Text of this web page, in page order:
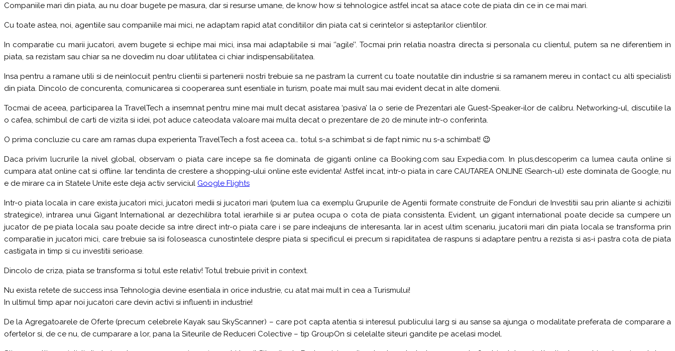
Companiile mari din piata, au nu doar bugete pe masura, dar si resurse umane, de know how si tehnologice astfel incat sa atace cote de piata din ce in ce mai mari.
Cu toate astea, noi, agentiile sau companiile mai mici, ne adaptam rapid atat conditiilor din piata cat si cerintelor si asteptarilor clientilor.
In comparatie cu marii jucatori, avem bugete si echipe mai mici, insa mai adaptabile si mai ‘’agile’’. Tocmai prin relatia noastra directa si personala cu clientul, putem sa ne diferentiem in
piata, sa rezistam sau chiar sa ne dovedim nu doar utilitatea ci chiar indispensabilitatea.
Insa pentru a ramane utili si de neinlocuit pentru clientii si partenerii nostri trebuie sa ne pastram la current cu toate noutatile din industrie si sa ramanem mereu in contact cu alti specialisti
din piata. Dincolo de concurenta, comunicarea si cooperarea sunt esentiale in turism, poate mai mult sau mai evident decat in alte domenii.
Tocmai de aceea, participarea la TravelTech a insemnat pentru mine mai mult decat asistarea ‘pasiva’ la o serie de Prezentari ale Guest-Speaker-ilor de calibru. Networking-ul, discutiile la
o cafea, schimbul de carti de vizita si idei, pot aduce cateodata valoare mai multa decat o prezentare de 20 de minute intr-o conferinta.
O prima concluzie cu care am ramas dupa experienta TravelTech a fost aceea ca… totul s-a schimbat si de fapt nimic nu s-a schimbat! 😉
Daca privim lucrurile la nivel global, observam o piata care incepe sa fie dominata de giganti online ca Booking.com sau Expedia.com. In plus,descoperim ca lumea cauta online si
cumpara atat online cat si offline. Iar tendinta de crestere a shopping-ului online este evidenta! Astfel incat, intr-o piata in care CAUTAREA ONLINE (Search-ul) este dominata de Google, nu
e de mirare ca in Statele Unite este deja activ serviciul Google Flights
Intr-o piata locala in care exista jucatori mici, jucatori medii si jucatori mari (putem lua ca exemplu Grupurile de Agentii formate construite de Fonduri de Investitii sau prin aliante si achizitii
strategice), intrarea unui Gigant International ar dezechilibra total ierarhiile si ar putea ocupa o cota de piata consistenta. Evident, un gigant international poate decide sa cumpere un
jucator de pe piata locala sau poate decide sa intre direct intr-o piata care i se pare indeajuns de interesanta. Iar in acest ultim scenariu, jucatorii mari din piata locala se transforma prin
comparatie in jucatori mici, care trebuie sa isi foloseasca cunostintele despre piata si specificul ei precum si rapiditatea de raspuns si adaptare pentru a rezista si as-i pastra cota de piata
castigata in timp si cu investitii serioase.
Dincolo de criza, piata se transforma si totul este relativ! Totul trebuie privit in context.
Nu exista retete de success insa Tehnologia devine esentiala in orice industrie, cu atat mai mult in cea a Turismului!
In ultimul timp apar noi jucatori care devin activi si influenti in industrie!
De la Agregatoarele de Oferte (precum celebrele Kayak sau SkyScanner) – care pot capta atentia si interesul publicului larg si au sanse sa ajunga o modalitate preferata de comparare a
ofertelor si, de ce nu, de cumparare a lor, pana la Siteurile de Reduceri Colective – tip GroupOn si celelalte siteuri gandite pe acelasi model.